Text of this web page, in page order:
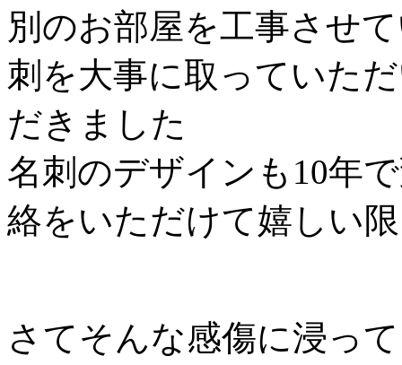
別のお部屋を工事させ
刺を大事に取っていた
だきました
名刺のデザインも10年
絡をいただけて嬉しい
さてそんな感傷に浸っ